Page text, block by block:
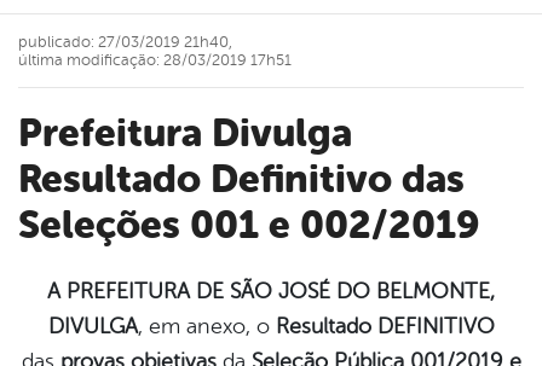
Prefeitura Divulga
Resultado Definitivo das
Seleções 001 e 002/2019
publicado: 27/03/2019 21h40,
última modificação: 28/03/2019 17h51
A PREFEITURA DE SÃO JOSÉ DO BELMONTE,
DIVULGA, em anexo, o Resultado DEFINITIVO